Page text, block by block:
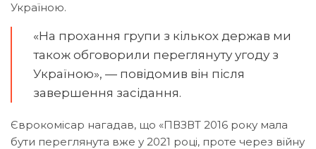
Україною.
«На прохання групи з кількох держав ми
також обговорили переглянуту угоду з
Україною», — повідомив він після
завершення засідання.
Єврокомісар нагадав, що «ПВЗВТ 2016 року мала
бути переглянута вже у 2021 році, проте через війну